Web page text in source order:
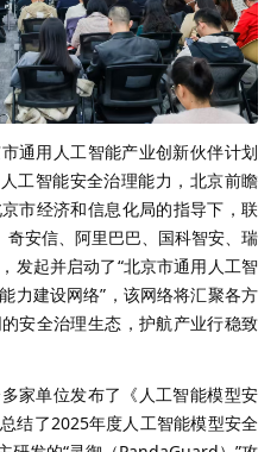
通用人工智能产业创新伙伴计划
工智能安全治理能力，北京前瞻
市经济和信息化局的指导下，联
安信、阿里巴巴、国科智安、瑞
发起并启动了“北京市通用人工智
力建设网络”，该网络将汇聚各方
安全治理生态，护航产业行稳致
家单位发布了《人工智能模型安
结了2025年度人工智能模型安全